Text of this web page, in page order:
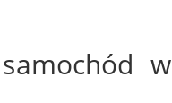
w